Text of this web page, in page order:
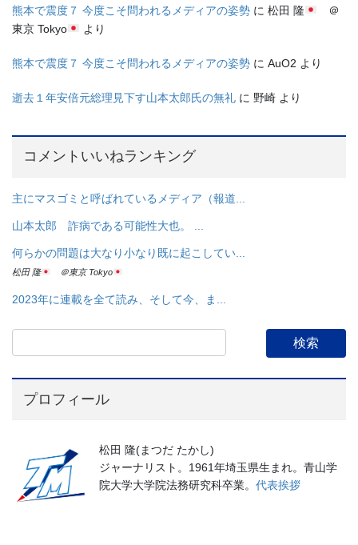
熊本で震度７ 今度こそ問われるメディアの姿勢 に 松田 隆
＠
東京 Tokyo
より
熊本で震度７ 今度こそ問われるメディアの姿勢 に AuO2 より
逝去１年安倍元総理見下す山本太郎氏の無礼 に 野崎 より
コメントいいねランキング
主にマスゴミと呼ばれているメディア（報道...
山本太郎 詐病である可能性大也。 ...
何らかの問題は大なり小なり既に起こしてい...
松田 隆 ＠東京 Tokyo
2023年に連載を全て読み、そして今、ま...
プロフィール
松田 隆(まつだ たかし)
ジャーナリスト。1961年埼玉県生まれ。青山学
院大学大学院法務研究科卒業。 代表挨拶